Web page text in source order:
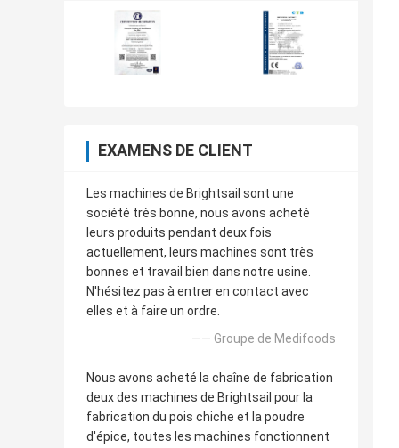
EXAMENS DE CLIENT
Les machines de Brightsail sont une
société très bonne, nous avons acheté
leurs produits pendant deux fois
actuellement, leurs machines sont très
bonnes et travail bien dans notre usine.
N'hésitez pas à entrer en contact avec
elles et à faire un ordre.
—— Groupe de Medifoods
Nous avons acheté la chaîne de fabrication
deux des machines de Brightsail pour la
fabrication du pois chiche et la poudre
d'épice, toutes les machines fonctionnent